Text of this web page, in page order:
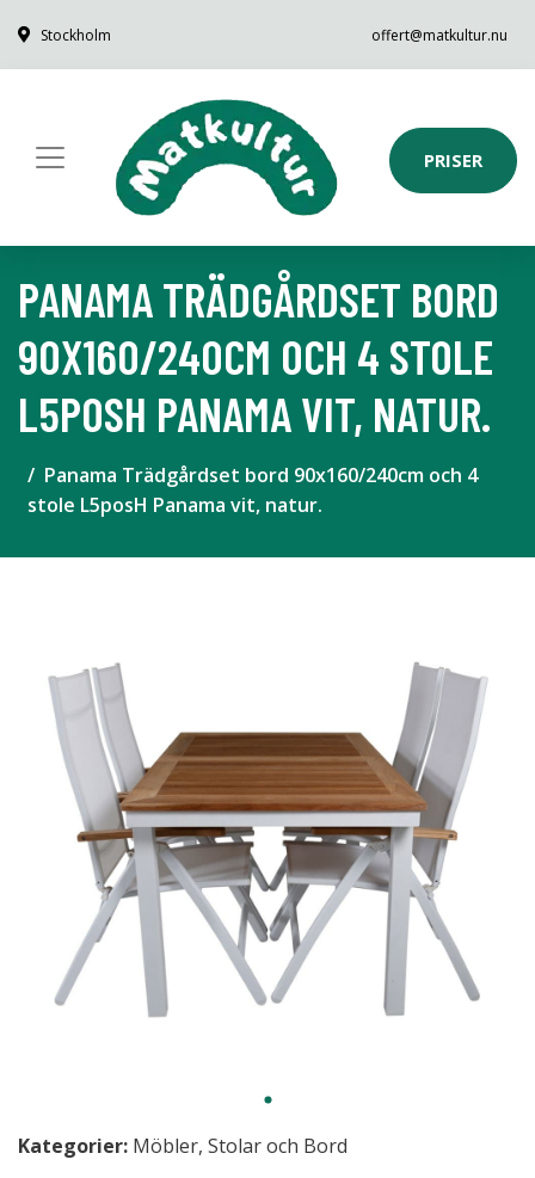
Stockholm offert@matkultur.nu
PRISER
PANAMA TRÄDGÅRDSET BORD
90X160/240CM OCH 4 STOLE
L5POSH PANAMA VIT, NATUR.
Panama Trädgårdset bord 90x160/240cm och 4
stole L5posH Panama vit, natur.
Kategorier: Möbler, Stolar och Bord